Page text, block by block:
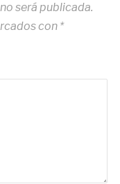
será publicada.
con *